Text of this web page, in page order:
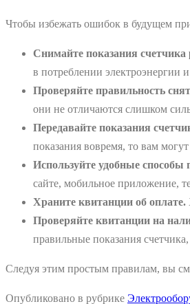
Чтобы избежать ошибок в будущем
Снимайте показания счетчика
в потреблении электроэнергии
Проверяйте правильность
они не отличаются слишком
Передавайте показания
показания вовремя, то вам
Используйте удобные способы
сайте, мобильное приложение,
Храните квитанции об оплате.
Проверяйте квитанции на
правильные показания
Следуя этим простым правилам, вы
Опубликовано в рубрике